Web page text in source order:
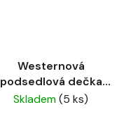
Westernová
podsedlová dečka
pro plyšového koně
Skladem(5 ks)